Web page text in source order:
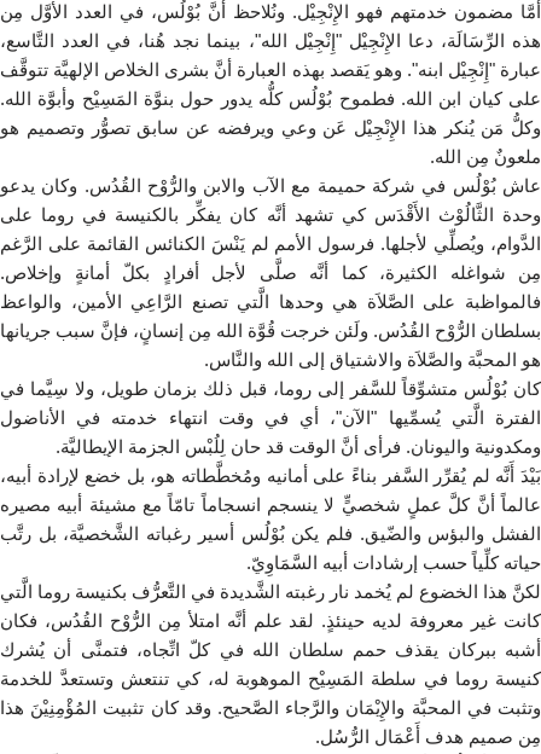
أمَّا مضمون خدمتهم فهو الإِنْجِيْل. ونُلاحظ أنَّ بُوْلُس، في العدد الأوَّل مِن
هذه الرِّسَالَة، دعا الإِنْجِيْل "إِنْجِيْل الله"، بينما نجد هُنا، في العدد التَّاسع،
عبارة "إِنْجِيْل ابنه". وهو يَقصد بهذه العبارة أنَّ بشرى الخلاص الإلهيَّة تتوقَّف
على كيان ابن الله. فطموح بُوْلُس كلُّه يدور حول بنوَّة المَسِيْح وأبوَّة الله.
وكلُّ مَن يُنكر هذا الإِنْجِيْل عَن وعي ويرفضه عن سابق تصوُّر وتصميم هو
ملعونٌ مِن الله.
عاش بُوْلُس في شركة حميمة مع الآب والابن والرُّوْح القُدُس. وكان يدعو
وحدة الثَّالُوْث الأَقْدَس كي تشهد أنَّه كان يفكِّر بالكنيسة في روما على
الدَّوام، ويُصلِّي لأجلها. فرسول الأمم لم يَنْسَ الكنائس القائمة على الرَّغم
مِن شواغله الكثيرة، كما أنَّه صلَّى لأجل أفرادٍ بكلّ أمانةٍ وإخلاص.
فالمواظبة على الصَّلاَة هي وحدها الَّتي تصنع الرَّاعِي الأمين، والواعظ
بسلطان الرُّوْح القُدُس. ولَئن خرجت قُوَّة الله مِن إنسانٍ، فإنَّ سبب جريانها
هو المحبَّة والصَّلاَة والاشتياق إلى الله والنَّاس.
كان بُوْلُس متشوِّقاً للسَّفر إلى روما، قبل ذلك بزمان طويل، ولا سِيَّما في
الفترة الَّتي يُسمِّيها "الآن"، أي في وقت انتهاء خدمته في الأناضول
ومكدونية واليونان. فرأى أنَّ الوقت قد حان لِلُبْس الجزمة الإيطاليَّة.
بَيْدَ أَنَّه لم يُقرِّر السَّفر بناءً على أمانيه ومُخطَّطاته هو، بل خضع لإرادة أبيه،
عالماً أنَّ كلَّ عملٍ شخصيٍّ لا ينسجم انسجاماً تامّاً مع مشيئة أبيه مصيره
الفشل والبؤس والضّيق. فلم يكن بُوْلُس أسير رغباته الشَّخصيَّة، بل رتَّب
حياته كلِّياً حسب إرشادات أبيه السَّمَاوِيّ.
لكنَّ هذا الخضوع لم يُخمد نار رغبته الشَّديدة في التَّعرُّف بكنيسة روما الَّتي
كانت غير معروفة لديه حينئذٍ. لقد علم أنَّه امتلأ مِن الرُّوْح القُدُس، فكان
أشبه ببركان يقذف حمم سلطان الله في كلّ اتِّجاه، فتمنَّى أن يُشرك
كنيسة روما في سلطة المَسِيْح الموهوبة له، كي تنتعش وتستعدَّ للخدمة
وتثبت في المحبَّة والإِيْمَان والرَّجاء الصَّحيح. وقد كان تثبيت المُؤْمِنِيْنَ هذا
مِن صميم هدف أَعْمَال الرُّسُل.